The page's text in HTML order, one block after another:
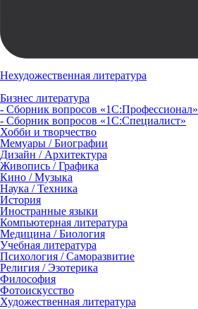
Нехудожественная литература
Бизнес литература
- Сборник вопросов «1С:Профессионал»
- Сборник вопросов «1С:Специалист»
Хобби и творчество
Мемуары / Биографии
Дизайн / Архитектура
Живопись / Графика
Кино / Музыка
Наука / Техника
История
Иностранные языки
Компьютерная литература
Медицина / Биология
Учебная литература
Психология / Саморазвитие
Религия / Эзотерика
Философия
Фотоискусство
Художественная литература